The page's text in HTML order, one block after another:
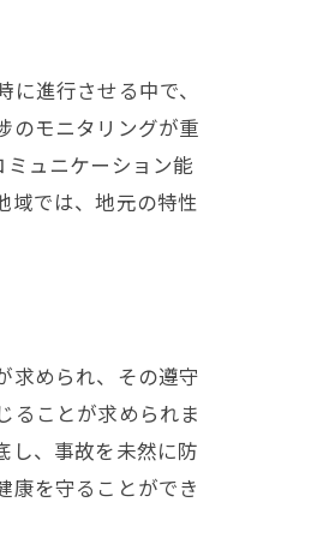
進行させる中で、
のモニタリングが重
ュニケーション能
域では、地元の特性
求められ、その遵守
ることが求められま
し、事故を未然に防
康を守ることができ